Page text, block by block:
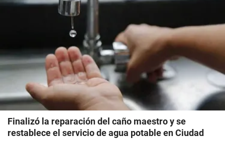
Finalizó la reparación del caño maestro y se
restablece el servicio de agua potable en Ciudad